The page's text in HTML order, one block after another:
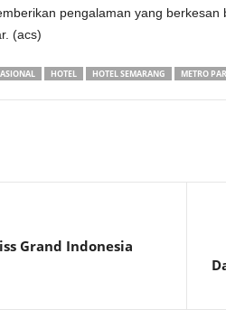
pengalaman yang
(acs)
HOTEL HOTEL SEMARANG METRO
Grand Indonesia